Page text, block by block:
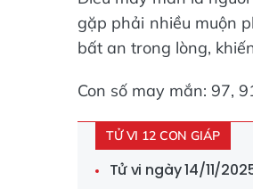
gặp phải nhiều muộn
bất an trong lòng,
Con số may mắn: 97,
TỬ VI 12 CON GIÁP
Tử vi ngày 14/11/